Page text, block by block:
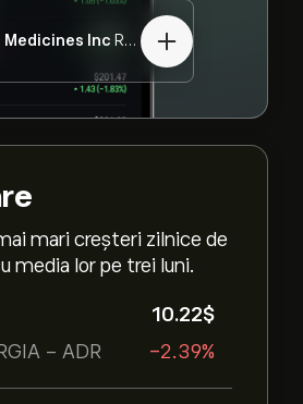
Medicines Inc RVMD
mari creșteri zilnice de
media lor pe trei luni.
- ADR
10.22‎$‎
-2.39%